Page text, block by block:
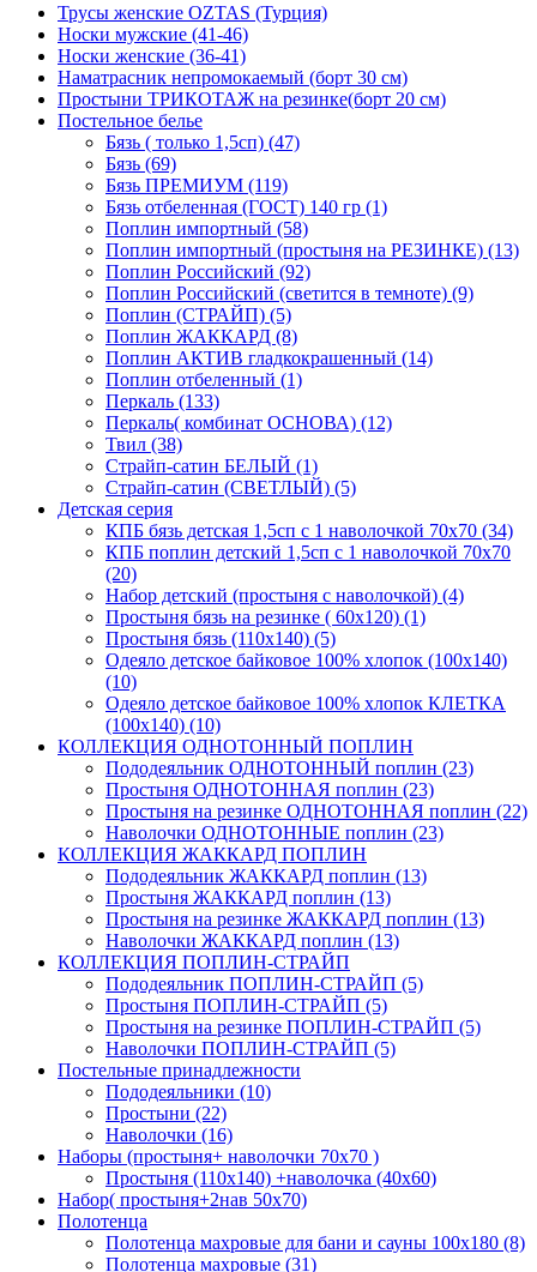
Трусы женские OZTAS (Турция)
Носки мужские (41-46)
Носки женские (36-41)
Наматрасник непромокаемый (борт 30 см)
Простыни ТРИКОТАЖ на резинке(борт 20 см)
Постельное белье
Бязь ( только 1,5сп) (47)
Бязь (69)
Бязь ПРЕМИУМ (119)
Бязь отбеленная (ГОСТ) 140 гр (1)
Поплин импортный (58)
Поплин импортный (простыня на РЕЗИНКЕ) (13)
Поплин Российский (92)
Поплин Российский (светится в темноте) (9)
Поплин (СТРАЙП) (5)
Поплин ЖАККАРД (8)
Поплин АКТИВ гладкокрашенный (14)
Поплин отбеленный (1)
Перкаль (133)
Перкаль( комбинат ОСНОВА) (12)
Твил (38)
Страйп-сатин БЕЛЫЙ (1)
Страйп-сатин (СВЕТЛЫЙ) (5)
Детская серия
КПБ бязь детская 1,5сп с 1 наволочкой 70х70 (34)
КПБ поплин детский 1,5сп с 1 наволочкой 70х70
(20)
Набор детский (простыня с наволочкой) (4)
Простыня бязь на резинке ( 60х120) (1)
Простыня бязь (110х140) (5)
Одеяло детское байковое 100% хлопок (100х140)
(10)
Одеяло детское байковое 100% хлопок КЛЕТКА
(100х140) (10)
КОЛЛЕКЦИЯ ОДНОТОННЫЙ ПОПЛИН
Пододеяльник ОДНОТОННЫЙ поплин (23)
Простыня ОДНОТОННАЯ поплин (23)
Простыня на резинке ОДНОТОННАЯ поплин (22)
Наволочки ОДНОТОННЫЕ поплин (23)
КОЛЛЕКЦИЯ ЖАККАРД ПОПЛИН
Пододеяльник ЖАККАРД поплин (13)
Простыня ЖАККАРД поплин (13)
Простыня на резинке ЖАККАРД поплин (13)
Наволочки ЖАККАРД поплин (13)
КОЛЛЕКЦИЯ ПОПЛИН-СТРАЙП
Пододеяльник ПОПЛИН-СТРАЙП (5)
Простыня ПОПЛИН-СТРАЙП (5)
Простыня на резинке ПОПЛИН-СТРАЙП (5)
Наволочки ПОПЛИН-СТРАЙП (5)
Постельные принадлежности
Пододеяльники (10)
Простыни (22)
Наволочки (16)
Наборы (простыня+ наволочки 70х70 )
Простыня (110х140) +наволочка (40х60)
Набор( простыня+2нав 50х70)
Полотенца
Полотенца махровые для бани и сауны 100х180 (8)
Полотенца махровые (31)